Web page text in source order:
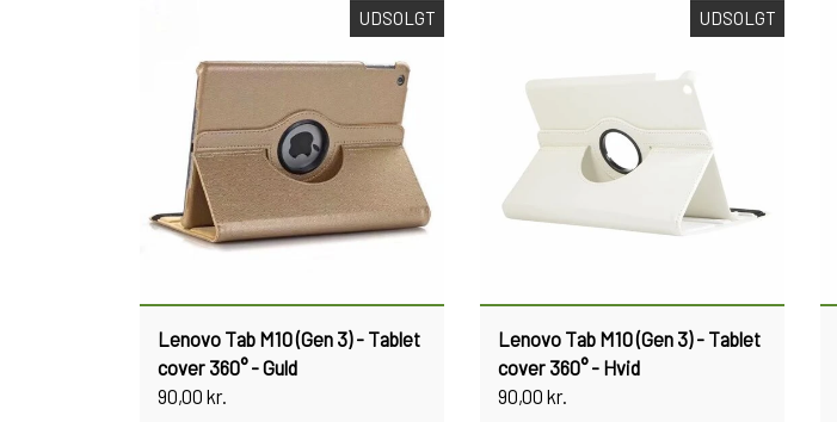
UDSOLGT
Lenovo Tab M10 (Gen 3) - Tablet
cover 360° - Guld
90,00 kr.
UDSOLGT
Lenovo Tab M10 (Gen 3) - Tablet
cover 360° - Hvid
90,00 kr.